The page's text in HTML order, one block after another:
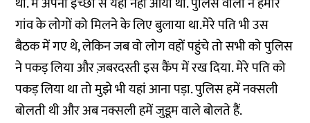
गांव के लोगों को मिलने के लिए बुलाया था.मेरे पति भी उस
बैठक में गए थे, लेकिन जब वो लोग वहों पहुंचे तो सभी को पुलिस
ने पकड़ लिया और ज़बरदस्ती इस कैंप में रख दिया. मेरे पति को
पकड़ लिया था तो मुझे भी यहां आना पड़ा. पुलिस हमें नक्सली
बोलती थी और अब नक्सली हमें जुडूम वाले बोलते हैं.